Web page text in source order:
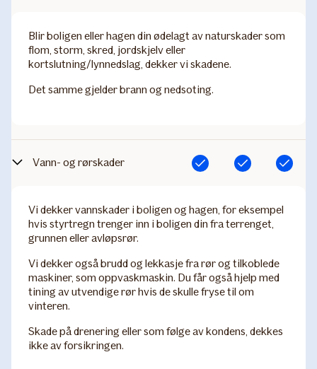
Blir boligen eller hagen din ødelagt av naturskader som
flom, storm, skred, jordskjelv eller
kortslutning/lynnedslag, dekker vi skadene.
Det samme gjelder brann og nedsoting.
Vann- og rørskader Inkludert Inkludert Inkludert
Vi dekker vannskader i boligen og hagen, for eksempel
hvis styrtregn trenger inn i boligen din fra terrenget,
grunnen eller avløpsrør.
Vi dekker også brudd og lekkasje fra rør og tilkoblede
maskiner, som oppvaskmaskin. Du får også hjelp med
tining av utvendige rør hvis de skulle fryse til om
vinteren.
Skade på drenering eller som følge av kondens, dekkes
ikke av forsikringen.